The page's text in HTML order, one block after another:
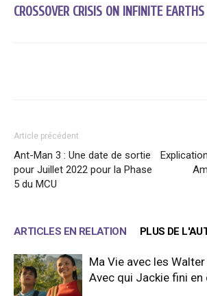
CROSSOVER CRISIS ON INFINITE EARTHS
Article précédent
Ant-Man 3 : Une date de sortie
pour Juillet 2022 pour la Phase
5 du MCU
ARTICLES EN RELATION PLUS DE
Ma Vie avec les
Avec qui Jackie fini en